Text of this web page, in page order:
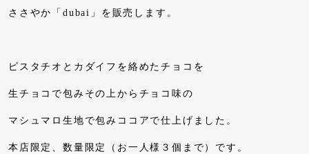
ささやか「dubai」を販売します。
ピスタチオとカダイフを絡めたチョコを
生チョコで包みその上からチョコ味の
マシュマロ生地で包みココアで仕上げました。
本店限定、数量限定（お一人様３個まで）です。